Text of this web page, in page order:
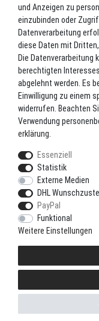
Versand
Blog
TOP-
Angel-Rollen
Angel-Zubehör
Bekleidung
Camping
Markenshop
Ruten
Ruten + Rolle +
© Copyright 2021
und Anzeigen zu
einzubinden oder
Datenverarbeitung
diese Daten mit
Die Datenverarbeitung
berechtigten
abgelehnt werden. Es
Einwilligung zu einem
widerrufen. Beachten
Verwendung
erklärung
Essenziell
Statistik
Externe Medien
DHL
PayPal
Funktional
Weitere Einstellungen